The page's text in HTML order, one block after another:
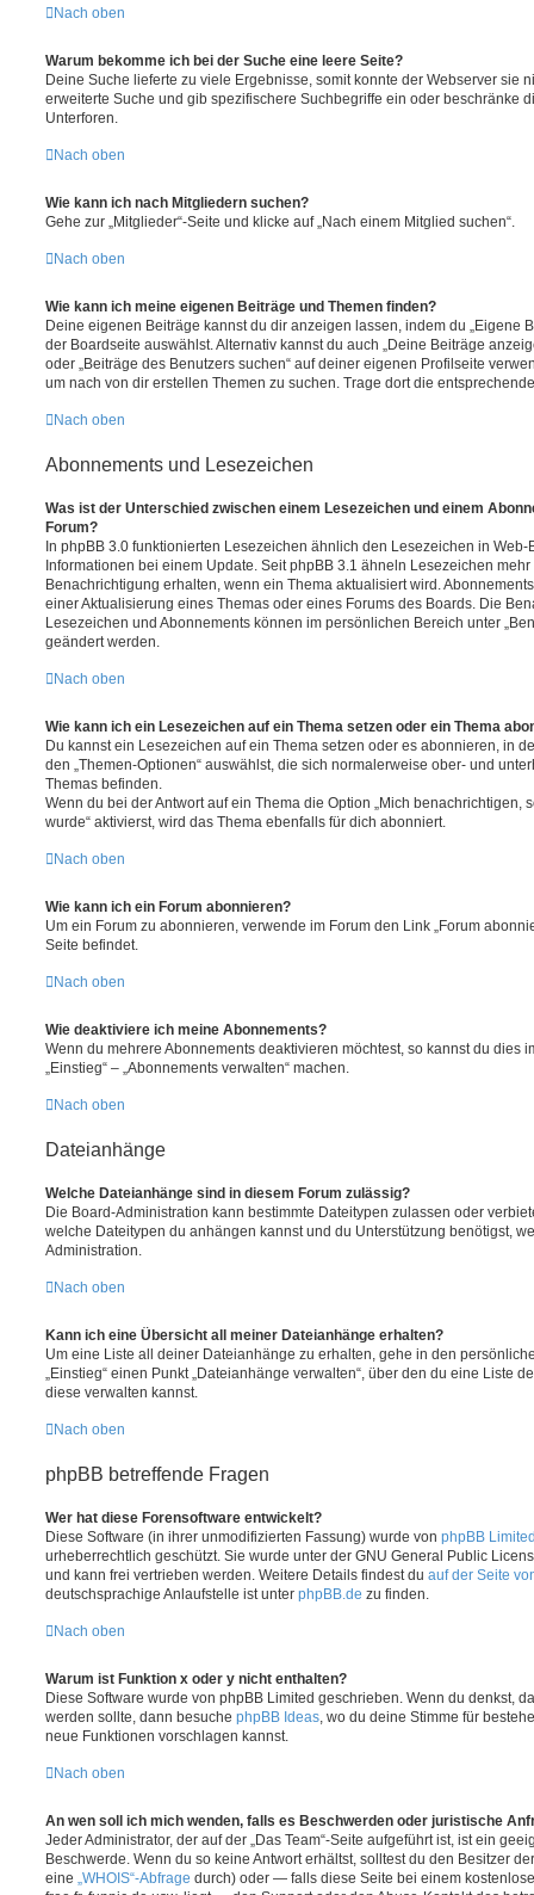
Nach oben
Warum bekomme ich bei der Suche eine leere Seite?
Deine Suche lieferte zu viele Ergebnisse, somit konnte der Webserver sie
erweiterte Suche und gib spezifischere Suchbegriffe ein oder beschränke
Unterforen.
Nach oben
Wie kann ich nach Mitgliedern suchen?
Gehe zur „Mitglieder“-Seite und klicke auf „Nach einem Mitglied suchen“.
Nach oben
Wie kann ich meine eigenen Beiträge und Themen finden?
Deine eigenen Beiträge kannst du dir anzeigen lassen, indem du „Eigene
der Boardseite auswählst. Alternativ kannst du auch „Deine Beiträge
oder „Beiträge des Benutzers suchen“ auf deiner eigenen Profilseite
um nach von dir erstellen Themen zu suchen. Trage dort die
Nach oben
Abonnements und Lesezeichen
Was ist der Unterschied zwischen einem Lesezeichen und einem
Forum?
In phpBB 3.0 funktionierten Lesezeichen ähnlich den Lesezeichen in
Informationen bei einem Update. Seit phpBB 3.1 ähneln Lesezeichen
Benachrichtigung erhalten, wenn ein Thema aktualisiert wird.
einer Aktualisierung eines Themas oder eines Forums des Boards. Die
Lesezeichen und Abonnements können im persönlichen Bereich unter
geändert werden.
Nach oben
Wie kann ich ein Lesezeichen auf ein Thema setzen oder ein Thema
Du kannst ein Lesezeichen auf ein Thema setzen oder es abonnieren, in
den „Themen-Optionen“ auswählst, die sich normalerweise ober- und
Themas befinden.
Wenn du bei der Antwort auf ein Thema die Option „Mich benachrichtigen,
wurde“ aktivierst, wird das Thema ebenfalls für dich abonniert.
Nach oben
Wie kann ich ein Forum abonnieren?
Um ein Forum zu abonnieren, verwende im Forum den Link „Forum
Seite befindet.
Nach oben
Wie deaktiviere ich meine Abonnements?
Wenn du mehrere Abonnements deaktivieren möchtest, so kannst du dies
„Einstieg“ – „Abonnements verwalten“ machen.
Nach oben
Dateianhänge
Welche Dateianhänge sind in diesem Forum zulässig?
Die Board-Administration kann bestimmte Dateitypen zulassen oder
welche Dateitypen du anhängen kannst und du Unterstützung benötigst,
Administration.
Nach oben
Kann ich eine Übersicht all meiner Dateianhänge erhalten?
Um eine Liste all deiner Dateianhänge zu erhalten, gehe in den
„Einstieg“ einen Punkt „Dateianhänge verwalten“, über den du eine Liste
diese verwalten kannst.
Nach oben
phpBB betreffende Fragen
Wer hat diese Forensoftware entwickelt?
Diese Software (in ihrer unmodifizierten Fassung) wurde von phpBB
urheberrechtlich geschützt. Sie wurde unter der GNU General Public
und kann frei vertrieben werden. Weitere Details findest du auf der Seite
deutschsprachige Anlaufstelle ist unter phpBB.de zu finden.
Nach oben
Warum ist Funktion x oder y nicht enthalten?
Diese Software wurde von phpBB Limited geschrieben. Wenn du denkst,
werden sollte, dann besuche phpBB Ideas , wo du deine Stimme für
neue Funktionen vorschlagen kannst.
Nach oben
An wen soll ich mich wenden, falls es Beschwerden oder juristische
Jeder Administrator, der auf der „Das Team“-Seite aufgeführt ist, ist ein
Beschwerde. Wenn du so keine Antwort erhältst, solltest du den Besitzer
eine „WHOIS“-Abfrage durch) oder — falls diese Seite bei einem